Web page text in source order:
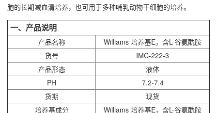
胞的长期减血清培养，也可用于多种哺乳动物干细胞的培养。
一、产品说明
产品名称
Williams 培养基E，含L-谷氨酰胺
货号
IMC-222-3
产品形态
液体
PH
7.2-7.4
货期
现货
培养基成分
Williams 培养基E，含L-谷氨酰胺